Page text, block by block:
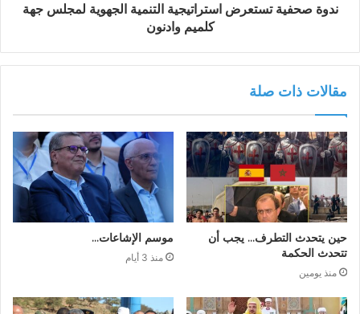
ندوة صحفية تستعرض استراتيجية التنمية الجهوية لمجلس جهة
كلميم وادنون
مقالات ذات صلة
حين يتحدث التطرف… يجب أن
تتحدث الحكمة
منذ يومين
موسم الإشاعات…
منذ 3 أيام